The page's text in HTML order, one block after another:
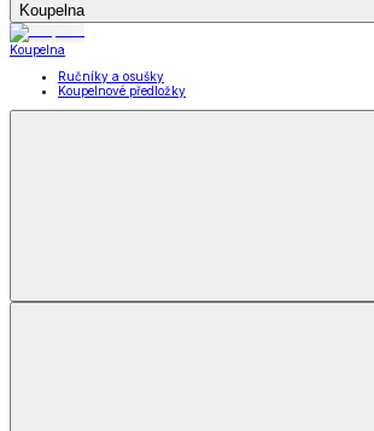
Koupelna
Koupelna
Ručníky a osušky
Koupelnové předložky